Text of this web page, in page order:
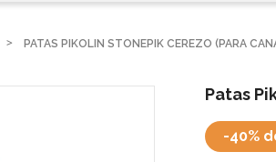
PATAS PIKOLIN STONEPIK CEREZO (PARA
Patas
-40%